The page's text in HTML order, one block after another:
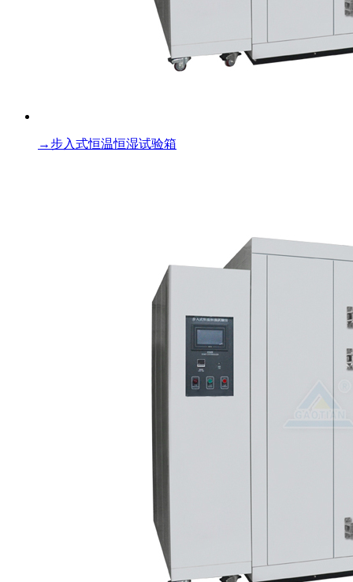
→步入式恒温恒湿试验箱